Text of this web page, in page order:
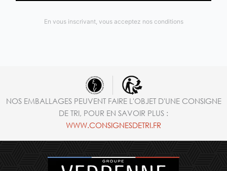
En vous inscrivant, vous acceptez nos conditions
NOS EMBALLAGES PEUVENT FAIRE L'OBJET D'UNE CONSIGNE
DE TRI, POUR EN SAVOIR PLUS :
WWW.CONSIGNESDETRI.FR